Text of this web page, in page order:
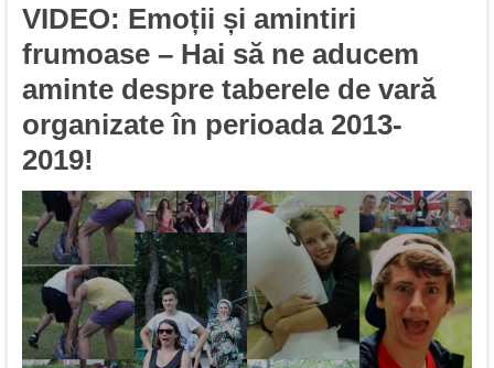
VIDEO: Emoții și amintiri
frumoase – Hai să ne aducem
aminte despre taberele de vară
organizate în perioada 2013-
2019!